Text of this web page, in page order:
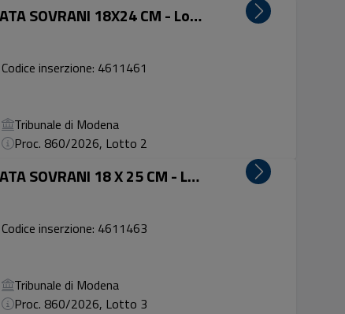
CORNICE COLOR ARGENTO MARCATA SOVRANI 18X24 CM - Lotto 2
Codice inserzione: 4611461
Tribunale di Modena
Proc. 860/2026, Lotto 2
CORNICE COLOR ARGENTO MARCATA SOVRANI 18 X 25 CM - Lotto 3
Codice inserzione: 4611463
Tribunale di Modena
Proc. 860/2026, Lotto 3